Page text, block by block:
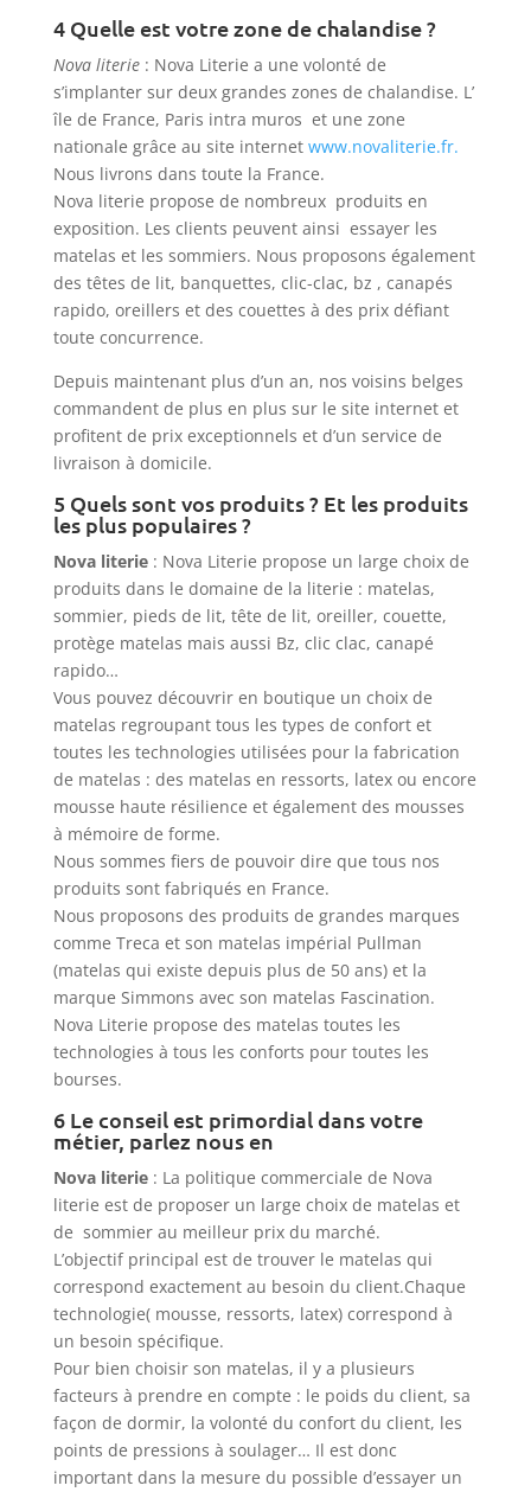
4 Quelle est votre zone de chalandise ?
Nova literie: Nova Literie a une volonté de
s’implanter sur deux grandes zones de chalandise. L’
île de France, Paris intra muros et une zone
nationale grâce au site internet www.novaliterie.fr.
Nous livrons dans toute la France.
Nova literie propose de nombreux produits en
exposition. Les clients peuvent ainsi essayer les
matelas et les sommiers. Nous proposons également
des têtes de lit, banquettes, clic-clac, bz , canapés
rapido, oreillers et des couettes à des prix défiant
toute concurrence.
Depuis maintenant plus d’un an, nos voisins belges
commandent de plus en plus sur le site internet et
profitent de prix exceptionnels et d’un service de
livraison à domicile.
5 Quels sont vos produits ? Et les produits
les plus populaires ?
Nova literie: Nova Literie propose un large choix de
produits dans le domaine de la literie : matelas,
sommier, pieds de lit, tête de lit, oreiller, couette,
protège matelas mais aussi Bz, clic clac, canapé
rapido…
Vous pouvez découvrir en boutique un choix de
matelas regroupant tous les types de confort et
toutes les technologies utilisées pour la fabrication
de matelas : des matelas en ressorts, latex ou encore
mousse haute résilience et également des mousses
à mémoire de forme.
Nous sommes fiers de pouvoir dire que tous nos
produits sont fabriqués en France.
Nous proposons des produits de grandes marques
comme Treca et son matelas impérial Pullman
(matelas qui existe depuis plus de 50 ans) et la
marque Simmons avec son matelas Fascination.
Nova Literie propose des matelas toutes les
technologies à tous les conforts pour toutes les
bourses.
6 Le conseil est primordial dans votre
métier, parlez nous en
Nova literie: La politique commerciale de Nova
literie est de proposer un large choix de matelas et
de sommier au meilleur prix du marché.
L’objectif principal est de trouver le matelas qui
correspond exactement au besoin du client.Chaque
technologie( mousse, ressorts, latex) correspond à
un besoin spécifique.
Pour bien choisir son matelas, il y a plusieurs
facteurs à prendre en compte : le poids du client, sa
façon de dormir, la volonté du confort du client, les
points de pressions à soulager… Il est donc
important dans la mesure du possible d’essayer un